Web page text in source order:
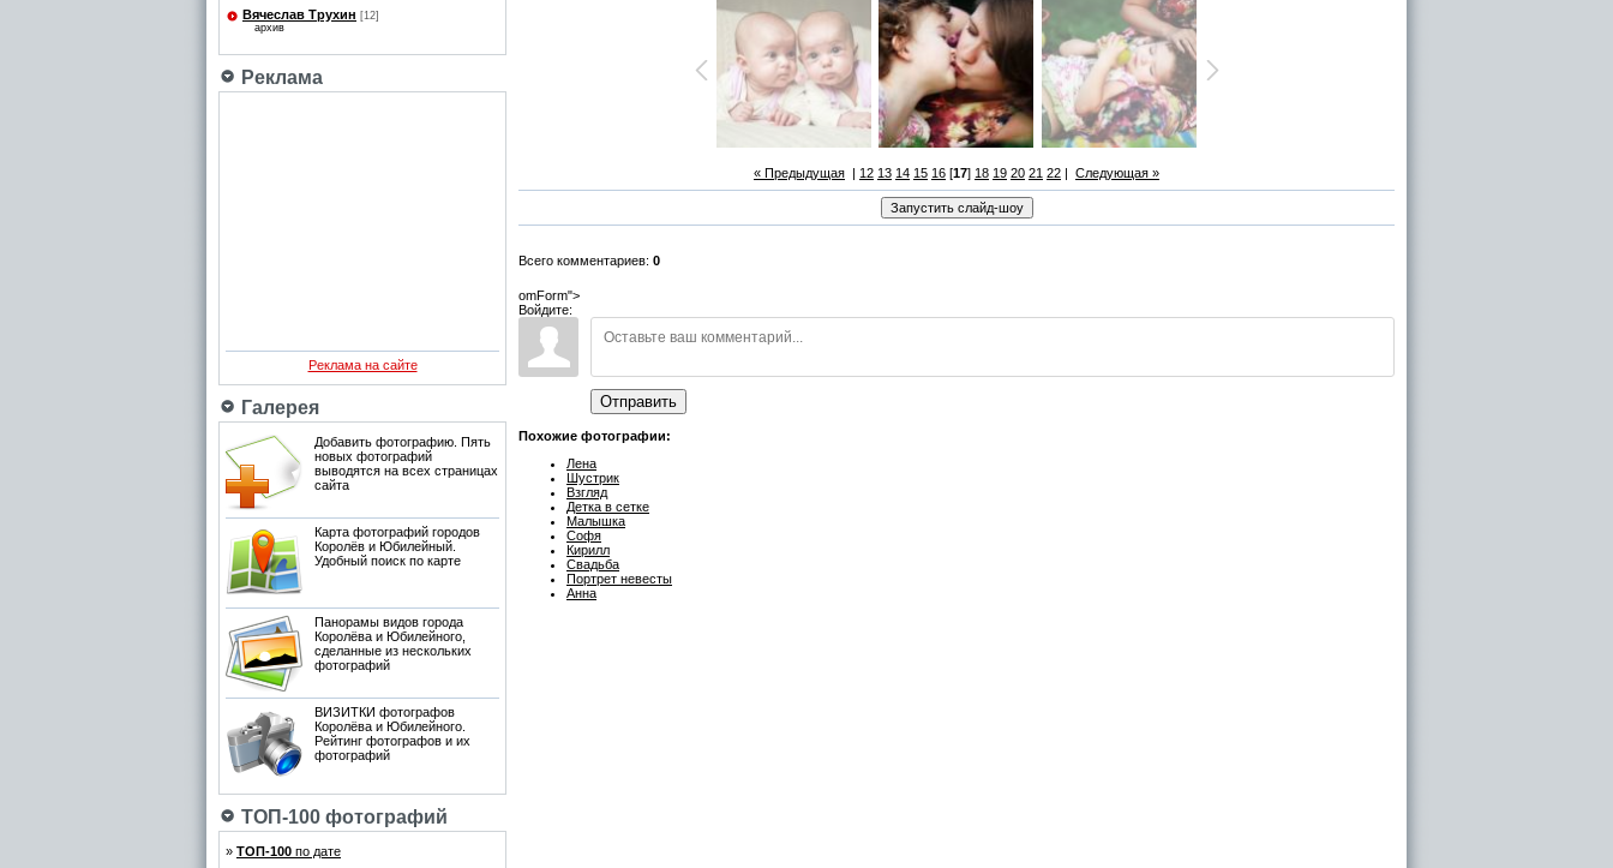
Вячеслав Трухин [12]
архив
Реклама
Реклама на сайте
Галерея
Добавить фотографию. Пять
новых фотографий
выводятся на всех страницах
сайта
Карта фотографий городов
Королёв и Юбилейный.
Удобный поиск по карте
Панорамы видов города
Королёва и Юбилейного,
сделанные из нескольких
фотографий
ВИЗИТКИ фотографов
Королёва и Юбилейного.
Рейтинг фотографов и их
фотографий
ТОП-100 фотографий
» ТОП-100 по дате
« Предыдущая | 12 13 14 15 16 [17] 18 19 20 21 22 | Следующая »
Всего комментариев: 0
omForm">
Войдите:
Отправить
Похожие фотографии:
Лена
Шустрик
Взгляд
Детка в сетке
Малышка
Софя
Кирилл
Свадьба
Портрет невесты
Анна